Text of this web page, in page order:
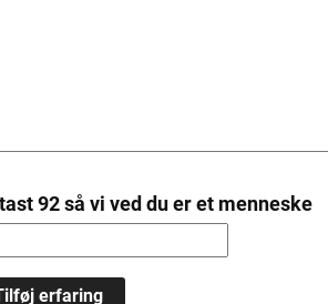
92 så vi ved du er et menneske